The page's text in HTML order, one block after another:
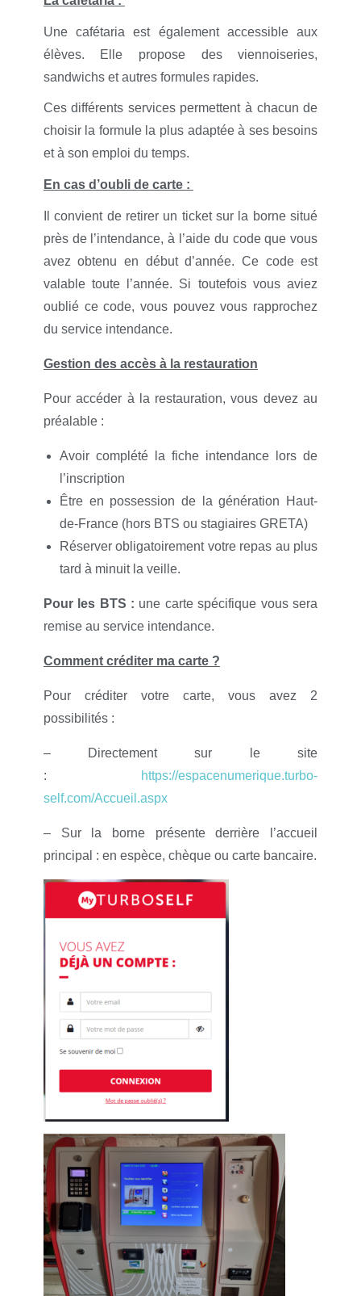
Une cafétaria est également accessible aux
élèves. Elle propose des viennoiseries,
sandwichs et autres formules rapides.
Ces différents services permettent à chacun de
choisir la formule la plus adaptée à ses besoins
et à son emploi du temps.
En cas d’oubli de carte :
Il convient de retirer un ticket sur la borne situé
près de l’intendance, à l’aide du code que vous
avez obtenu en début d’année. Ce code est
valable toute l’année. Si toutefois vous aviez
oublié ce code, vous pouvez vous rapprochez
du service intendance.
Gestion des accès à la restauration
Pour accéder à la restauration, vous devez au
préalable :
Avoir complété la fiche intendance lors de
l’inscription
Être en possession de la génération Haut-
de-France (hors BTS ou stagiaires GRETA)
Réserver obligatoirement votre repas au plus
tard à minuit la veille.
Pour les BTS : une carte spécifique vous sera
remise au service intendance.
Comment créditer ma carte ?
Pour créditer votre carte, vous avez 2
possibilités :
– Directement sur le site
:
https://espacenumerique.turbo-
self.com/Accueil.aspx
– Sur la borne présente derrière l’accueil
principal : en espèce, chèque ou carte bancaire.